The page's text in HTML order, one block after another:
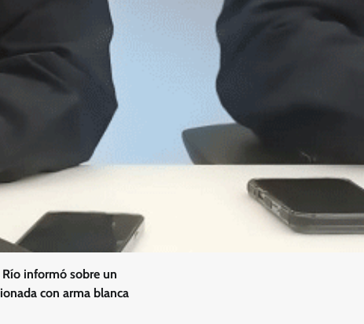
informó sobre un
con arma blanca